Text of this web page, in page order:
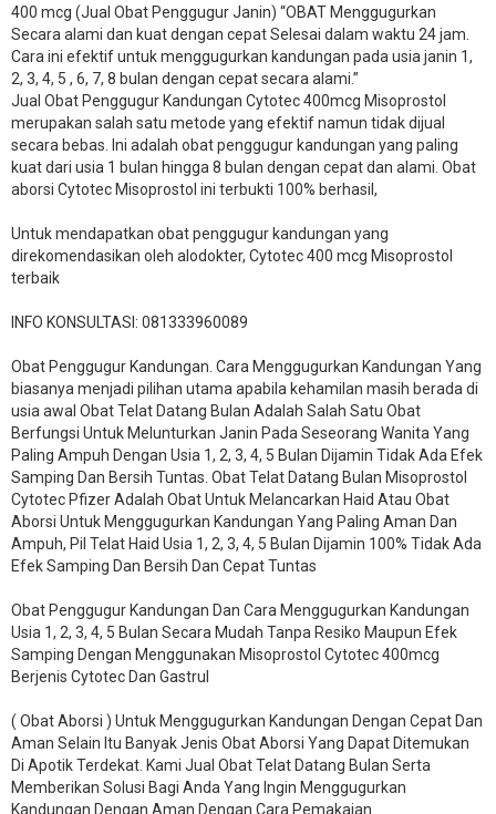
400 mcg (Jual Obat Penggugur Janin) “OBAT Menggugurkan
Secara alami dan kuat dengan cepat Selesai dalam waktu 24 jam.
Cara ini efektif untuk menggugurkan kandungan pada usia janin 1,
2, 3, 4, 5 , 6, 7, 8 bulan dengan cepat secara alami.”
Jual Obat Penggugur Kandungan Cytotec 400mcg Misoprostol
merupakan salah satu metode yang efektif namun tidak dijual
secara bebas. Ini adalah obat penggugur kandungan yang paling
kuat dari usia 1 bulan hingga 8 bulan dengan cepat dan alami. Obat
aborsi Cytotec Misoprostol ini terbukti 100% berhasil,
Untuk mendapatkan obat penggugur kandungan yang
direkomendasikan oleh alodokter, Cytotec 400 mcg Misoprostol
terbaik
INFO KONSULTASI: 081333960089
​Obat Penggugur Kandungan. Cara Menggugurkan Kandungan Yang
biasanya menjadi pilihan utama apabila kehamilan masih berada di
usia awal Obat Telat Datang Bulan Adalah Salah Satu Obat
Berfungsi Untuk Melunturkan Janin Pada Seseorang Wanita Yang
Paling Ampuh Dengan Usia 1, 2, 3, 4, 5 Bulan Dijamin Tidak Ada Efek
Samping Dan Bersih Tuntas. Obat Telat Datang Bulan Misoprostol
Cytotec Pfizer Adalah Obat Untuk Melancarkan Haid Atau Obat
Aborsi Untuk Menggugurkan Kandungan Yang Paling Aman Dan
Ampuh, Pil Telat Haid Usia 1, 2, 3, 4, 5 Bulan Dijamin 100% Tidak Ada
Efek Samping Dan Bersih Dan Cepat Tuntas
Obat Penggugur Kandungan Dan Cara Menggugurkan Kandungan
Usia 1, 2, 3, 4, 5 Bulan Secara Mudah Tanpa Resiko Maupun Efek
Samping Dengan Menggunakan Misoprostol Cytotec 400mcg
Berjenis Cytotec Dan Gastrul
( Obat Aborsi ) Untuk Menggugurkan Kandungan Dengan Cepat Dan
Aman Selain Itu Banyak Jenis Obat Aborsi Yang Dapat Ditemukan
Di Apotik Terdekat. Kami Jual Obat Telat Datang Bulan Serta
Memberikan Solusi Bagi Anda Yang Ingin Menggugurkan
Kandungan Dengan Aman Dengan Cara Pemakaian